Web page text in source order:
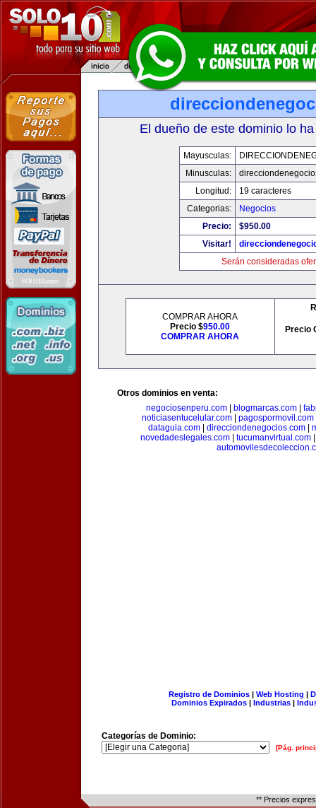
El dueño de este dominio lo
Mayusculas:
Minusculas:
Longitud:
19 caracteres
Categorias:
Negocios
Precio:
$950.00
Visitar!
Serán consideradas
COMPRAR AHORA
Precio $950.00
COMPRAR AHORA
Precio
Otros dominios en venta:
negociosenperu.com| blogmarcas.com|
noticiasentucelular.com
pagospormovil.com
dataguia.com| direcciondenegocios.com|
novedadeslegales.com
tucumanvirtual.com
Registro de Dominios| Web Hosting |
Dominios Expirados | Industrias |
Categorías de Dominio:
[Pág.
** Precios